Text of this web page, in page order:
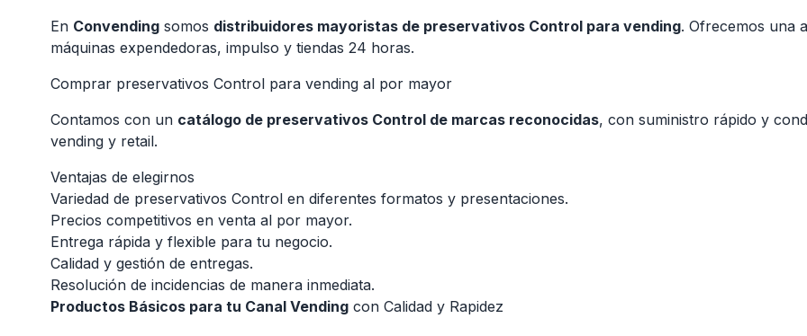
En Convending somos distribuidores mayoristas de preservativos Control para vending. Ofrecemos una
máquinas expendedoras, impulso y tiendas 24 horas.
Comprar preservativos Control para vending al por mayor
Contamos con un catálogo de preservativos Control de marcas reconocidas, con suministro rápido y
vending y retail.
Ventajas de elegirnos
Variedad de preservativos Control en diferentes formatos y presentaciones.
Precios competitivos en venta al por mayor.
Entrega rápida y flexible para tu negocio.
Calidad y gestión de entregas.
Resolución de incidencias de manera inmediata.
Productos Básicos para tu Canal Vending con Calidad y Rapidez